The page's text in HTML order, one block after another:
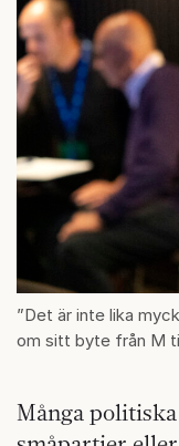
”Det är inte lika
om sitt byte från M
Många